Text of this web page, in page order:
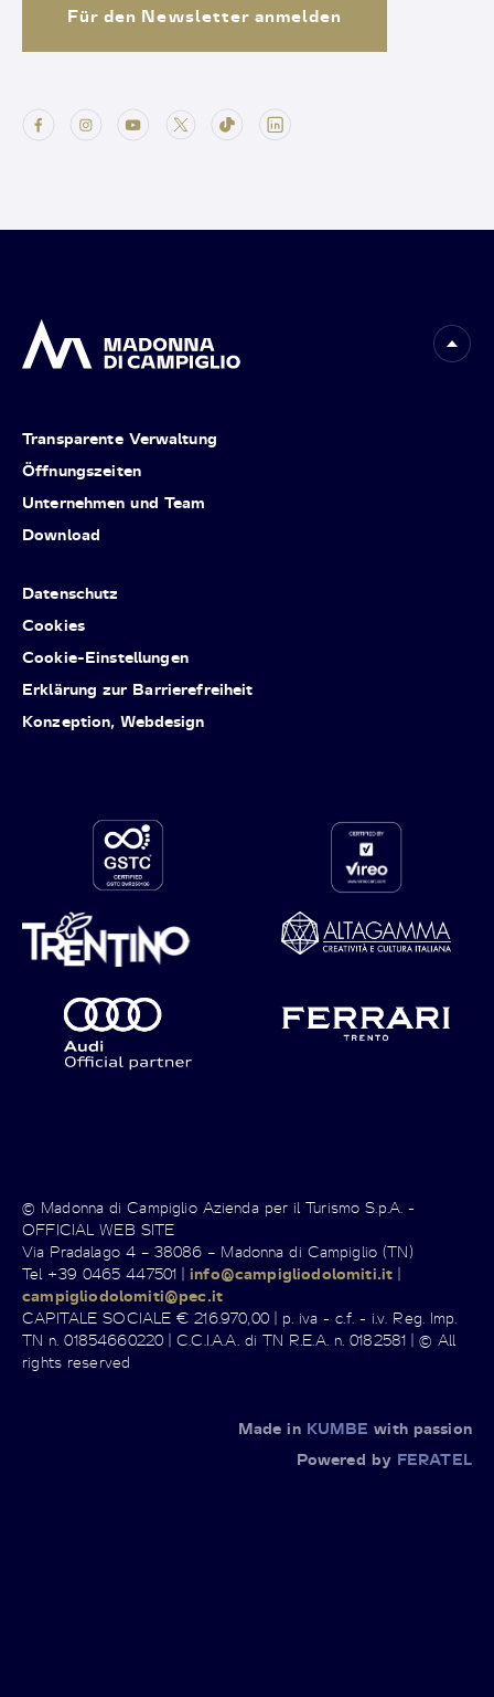
Für den Newsletter anmelden
Transparente Verwaltung
Öffnungszeiten
Unternehmen und Team
Download
Datenschutz
Cookies
Cookie-Einstellungen
Erklärung zur Barrierefreiheit
Konzeption, Webdesign
© Madonna di Campiglio Azienda per il Turismo S.p.A. -
OFFICIAL WEB SITE
Via Pradalago 4 – 38086 – Madonna di Campiglio (TN)
Tel +39 0465 447501 |info@campigliodolomiti.it |
campigliodolomiti@pec.it
CAPITALE SOCIALE € 216.970,00 | p. iva - c.f. - i.v. Reg. Imp.
TN n. 01854660220 | C.C.I.A.A. di TN R.E.A. n. 0182581 | © All
rights reserved
Made in KUMBE with passion
Powered by FERATEL